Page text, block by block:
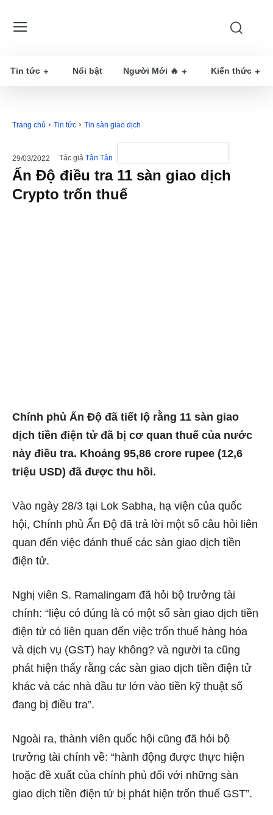
Tin tức Nổi bật Người Mới 🔥 Kiến thức
Trang chủ Tin tức Tin sàn giao dịch
29/03/2022 Tác giả Tân Tân
Ấn Độ điều tra 11 sàn giao dịch
Crypto trốn thuế
Chính phủ Ấn Độ đã tiết lộ rằng 11 sàn giao
dịch tiền điện tử đã bị cơ quan thuế của nước
này điều tra. Khoảng 95,86 crore rupee (12,6
triệu USD) đã được thu hồi.
Vào ngày 28/3 tại Lok Sabha, hạ viện của quốc
hội, Chính phủ Ấn Độ đã trả lời một số câu hỏi liên
quan đến việc đánh thuế các sàn giao dịch tiền
điện tử.
Nghị viên S. Ramalingam đã hỏi bộ trưởng tài
chính: “liệu ​​có đúng là có một số sàn giao dịch tiền
điện tử có liên quan đến việc trốn thuế hàng hóa
và dịch vụ (GST) hay không? và người ta cũng
phát hiện thấy rằng các sàn giao dịch tiền điện tử
khác và các nhà đầu tư lớn vào tiền kỹ thuật số
đang bị điều tra”.
Ngoài ra, thành viên quốc hội cũng đã hỏi bộ
trưởng tài chính về: “hành động được thực hiện
hoặc đề xuất của chính phủ đối với những sàn
giao dịch tiền điện tử bị phát hiện trốn thuế GST”.